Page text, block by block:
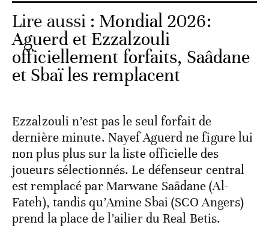
Lire aussi : Mondial 2026:
Aguerd et Ezzalzouli
officiellement forfaits, Saâdane
et Sbaï les remplacent
Ezzalzouli n’est pas le seul forfait de
dernière minute. Nayef Aguerd ne figure lui
non plus plus sur la liste officielle des
joueurs sélectionnés. Le défenseur central
est remplacé par Marwane Saâdane (Al-
Fateh), tandis qu’Amine Sbai (SCO Angers)
prend la place de l’ailier du Real Betis.